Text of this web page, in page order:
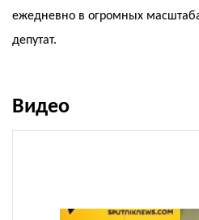
ежедневно в огромных
депутат.
Видео